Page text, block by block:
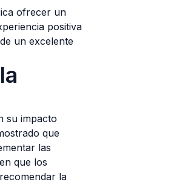
ofrecer un
positiva
un excelente
su impacto
que
las
que los
la